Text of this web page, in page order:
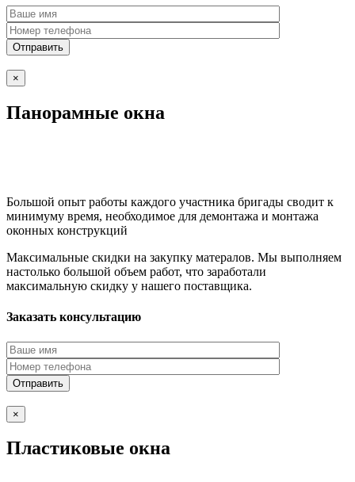
×
Панорамные окна
Большой опыт работы каждого участника бригады сводит к
минимуму время, необходимое для демонтажа и монтажа
оконных конструкций
Максимальные скидки на закупку матералов. Мы выполняем
настолько большой объем работ, что заработали
максимальную скидку у нашего поставщика.
Заказать консультацию
×
Пластиковые окна